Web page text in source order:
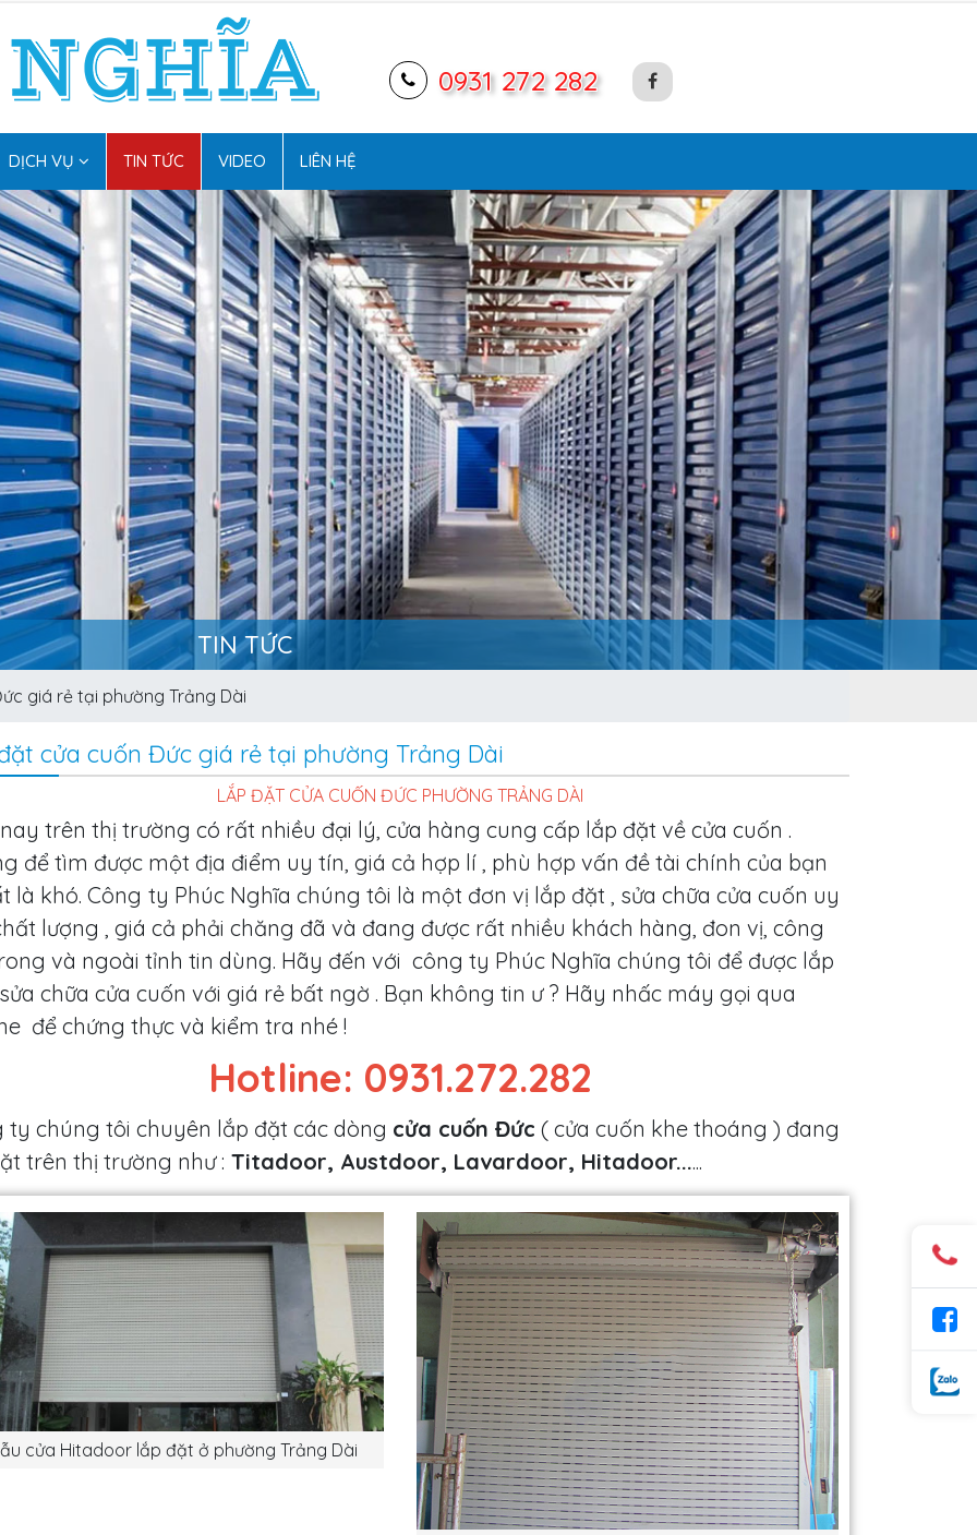
0931 272 282
DỊCH VỤ TIN TỨC VIDEO LIÊN HỆ
TIN TỨC
giá rẻ tại phường Trảng Dài
cửa cuốn Đức giá rẻ tại phường Trảng Dài
LẮP ĐẶT CỬA CUỐN ĐỨC PHƯỜNG TRẢNG DÀI
trên thị trường có rất nhiều đại lý, cửa hàng cung cấp lắp đặt về cửa cuốn .
để tìm được một địa điểm uy tín, giá cả hợp lí , phù hợp vấn đề tài chính của bạn
là khó. Công ty Phúc Nghĩa chúng tôi là một đơn vị lắp đặt , sửa chữa cửa cuốn uy
lượng , giá cả phải chăng đã và đang được rất nhiều khách hàng, đon vị, công
và ngoài tỉnh tin dùng. Hãy đến với công ty Phúc Nghĩa chúng tôi để được lắp
chữa cửa cuốn với giá rẻ bất ngờ . Bạn không tin ư ? Hãy nhấc máy gọi qua
để chứng thực và kiểm tra nhé !
Hotline: 0931.272.282
ty chúng tôi chuyên lắp đặt các dòng cửa cuốn Đức ( cửa cuốn khe thoáng ) đang
trên thị trường như : Titadoor, Austdoor, Lavardoor, Hitadoor......
cửa Hitadoor lắp đặt ở phường Trảng Dài